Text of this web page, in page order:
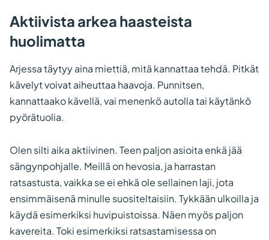
Aktiivista arkea haasteista
huolimatta
Arjessa täytyy aina miettiä, mitä kannattaa tehdä. Pitkät
kävelyt voivat aiheuttaa haavoja. Punnitsen,
kannattaako kävellä, vai menenkö autolla tai käytänkö
pyörätuolia.
Olen silti aika aktiivinen. Teen paljon asioita enkä jää
sängynpohjalle. Meillä on hevosia, ja harrastan
ratsastusta, vaikka se ei ehkä ole sellainen laji, jota
ensimmäisenä minulle suositeltaisiin. Tykkään ulkoilla ja
käydä esimerkiksi huvipuistoissa. Näen myös paljon
kavereita. Toki esimerkiksi ratsastamisessa on